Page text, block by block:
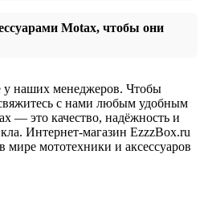
Motax, чтобы они
у наших менеджеров. Чтобы
с нами любым удобным
— это качество, надёжность и
Интернет-магазин EzzzBox.ru
мототехники и аксессуаров